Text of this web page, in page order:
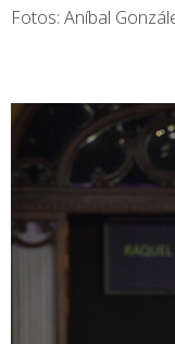
Fotos: Aníbal